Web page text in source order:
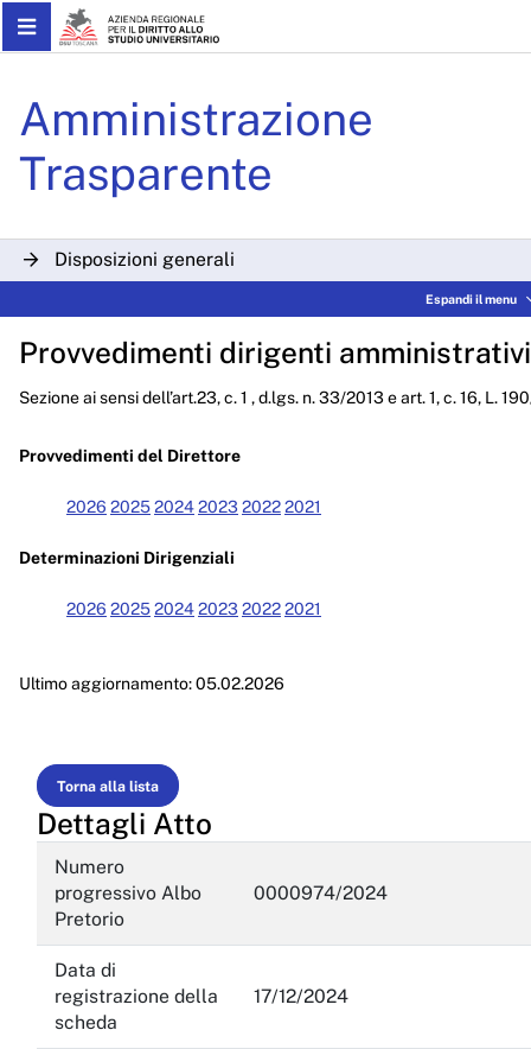
Skip to Main Content
Amministrazione
Trasparente
Disposizioni generali
Consulenti e collaboratori
Personale
Bandi di concorso
Performance
Enti controllati
Attività e procedimenti
Provvedimenti organi indirizzo politico
Controlli sulle imprese
Bandi di gara e contratti
Sovvenzioni, contributi, sussidi, vantaggi economici
Bilanci
Beni immobili e gestione patrimonio
Controlli e rilievi sull'amministrazione
Espandi il menu
Provvedimenti dirigenti amministrativi
Sezione ai sensi dell’art.23, c. 1 , d.lgs. n. 33/2013 e art. 1, c. 16, L.
Provvedimenti del Direttore
2026 202520242023 20222021
Determinazioni Dirigenziali
2026 202520242023 20222021
Ultimo aggiornamento: 05.02.2026
Torna alla lista
Dettagli Atto
Numero
progressivo Albo
Pretorio
0000974/2024
Data di
registrazione della
scheda
17/12/2024